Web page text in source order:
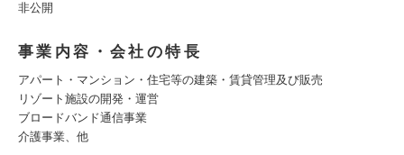
非公開
事業内容・会社の特長
アパート・マンション・住宅等の建築・賃貸管理及び販売
リゾート施設の開発・運営
ブロードバンド通信事業
介護事業、他